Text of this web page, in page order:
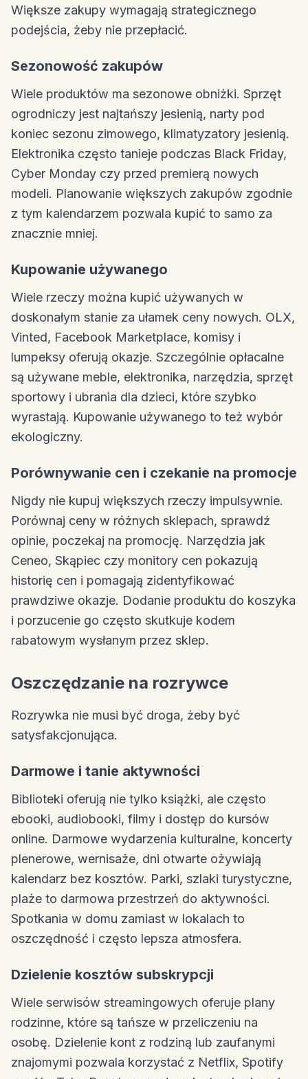
Większe zakupy wymagają strategicznego
podejścia, żeby nie przepłacić.
Sezonowość zakupów
Wiele produktów ma sezonowe obniżki. Sprzęt
ogrodniczy jest najtańszy jesienią, narty pod
koniec sezonu zimowego, klimatyzatory jesienią.
Elektronika często tanieje podczas Black Friday,
Cyber Monday czy przed premierą nowych
modeli. Planowanie większych zakupów zgodnie
z tym kalendarzem pozwala kupić to samo za
znacznie mniej.
Kupowanie używanego
Wiele rzeczy można kupić używanych w
doskonałym stanie za ułamek ceny nowych. OLX,
Vinted, Facebook Marketplace, komisy i
lumpeksy oferują okazje. Szczególnie opłacalne
są używane meble, elektronika, narzędzia, sprzęt
sportowy i ubrania dla dzieci, które szybko
wyrastają. Kupowanie używanego to też wybór
ekologiczny.
Porównywanie cen i czekanie na promocje
Nigdy nie kupuj większych rzeczy impulsywnie.
Porównaj ceny w różnych sklepach, sprawdź
opinie, poczekaj na promocję. Narzędzia jak
Ceneo, Skąpiec czy monitory cen pokazują
historię cen i pomagają zidentyfikować
prawdziwe okazje. Dodanie produktu do koszyka
i porzucenie go często skutkuje kodem
rabatowym wysłanym przez sklep.
Oszczędzanie na rozrywce
Rozrywka nie musi być droga, żeby być
satysfakcjonująca.
Darmowe i tanie aktywności
Biblioteki oferują nie tylko książki, ale często
ebooki, audiobooki, filmy i dostęp do kursów
online. Darmowe wydarzenia kulturalne, koncerty
plenerowe, wernisaże, dni otwarte ożywiają
kalendarz bez kosztów. Parki, szlaki turystyczne,
plaże to darmowa przestrzeń do aktywności.
Spotkania w domu zamiast w lokalach to
oszczędność i często lepsza atmosfera.
Dzielenie kosztów subskrypcji
Wiele serwisów streamingowych oferuje plany
rodzinne, które są tańsze w przeliczeniu na
osobę. Dzielenie kont z rodziną lub zaufanymi
znajomymi pozwala korzystać z Netflix, Spotify